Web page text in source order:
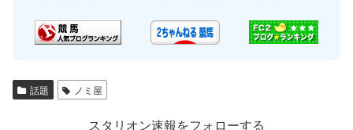
話題 ノミ屋
スタリオン速報をフォローする